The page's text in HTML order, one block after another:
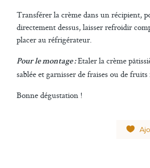
Transférer la crème dans un récipient,
directement dessus, laisser refroidir
placer au réfrigérateur.
Pour le montage : Etaler la crème
sablée et garnisser de fraises ou de fruits
Bonne dégustation !